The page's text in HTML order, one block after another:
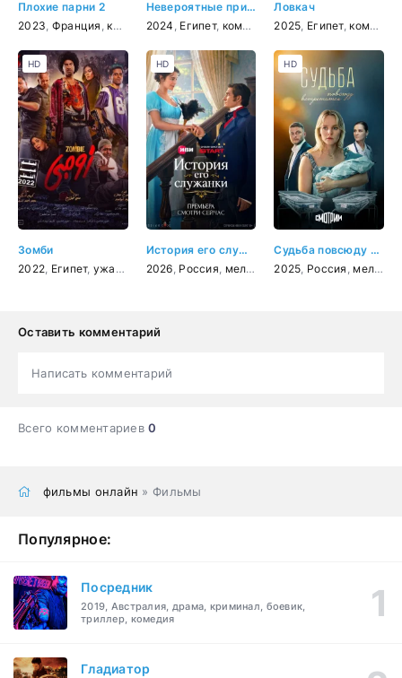
Плохие парни 2
2023 Франция комедия
Невероятные приключения в параллельном мире
2024 Египет, комедия ,фэнтези ,приключения
Ловкач
2025 Египет, комедия
Зомби
2022 Египет, ужасы комедия
HD
История его служанки
2026 Россия мелодрама
HD
Судьба повсюду встретится
2025 Россия мелодрама
HD
Оставить комментарий
Написать комментарий
Всего комментариев0
фильмы онлайн » Фильмы
Популярное:
Посредник
2019, Австралия, драма, криминал, боевик,
триллер, комедия
Гладиатор